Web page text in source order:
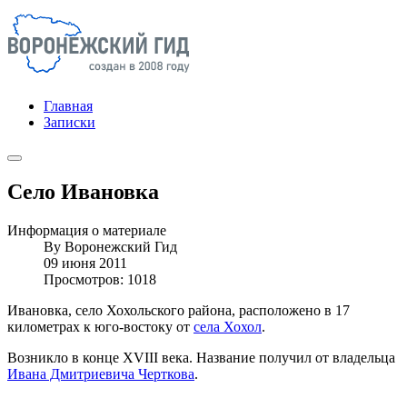
Главная
Записки
Село Ивановка
Информация о материале
By Воронежский Гид
09 июня 2011
Просмотров: 1018
Ивановка, село Хохольского района, расположено в 17
километрах к юго-востоку от села Хохол.
Возникло в конце XVIII века. Название получил от владельца
Ивана Дмитриевича Черткова.